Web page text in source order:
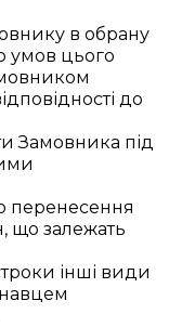
в обрану
умов цього
до
Замовника під
перенесення
що залежать
інші види